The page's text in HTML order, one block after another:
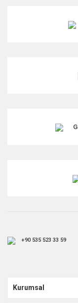
+90 535 523 33 59
Kurumsal